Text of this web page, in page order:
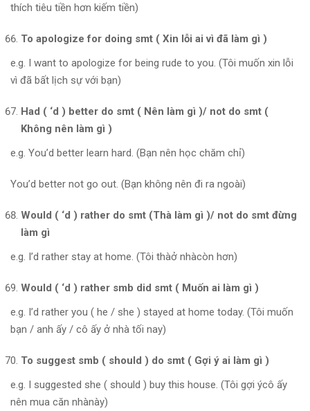
thích tiêu tiền hơn kiếm tiền)
To apologize for doing smt ( Xin lỗi ai vì đã làm gì )
e.g. I want to apologize for being rude to you. (Tôi muốn xin lỗi
vì đã bất lịch sự với bạn)
Had ( ‘d ) better do smt ( Nên làm gì )/ not do smt (
Không nên làm gì )
e.g. You’d better learn hard. (Bạn nên học chăm chỉ)
You’d better not go out. (Bạn không nên đi ra ngoài)
Would ( ‘d ) rather do smt (Thà làm gì )/ not do smt đừng
làm gì
e.g. I’d rather stay at home. (Tôi thàở nhàcòn hơn)
Would ( ‘d ) rather smb did smt ( Muốn ai làm gì )
e.g. I’d rather you ( he / she ) stayed at home today. (Tôi muốn
bạn / anh ấy / cô ấy ở nhà tối nay)
To suggest smb ( should ) do smt ( Gợi ý ai làm gì )
e.g. I suggested she ( should ) buy this house. (Tôi gợi ýcô ấy
nên mua căn nhànày)